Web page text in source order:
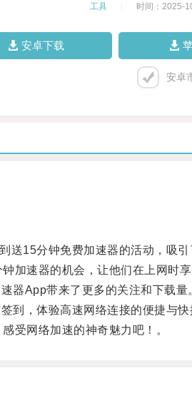
工具 时间：2025-
安卓下载
安卓
15分钟免费加速器的活动，吸引
速器的机会，让他们在上网时享
App带来了更多的关注和下载量
，体验高速网络连接的便捷与快
网络加速的神奇魅力吧！。